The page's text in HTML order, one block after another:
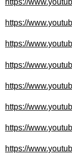
https://
https://
https://
https://
https://
https://
https://
https://